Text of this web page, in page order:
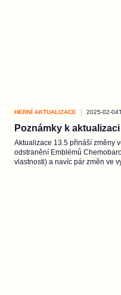
HERNÍ AKTUALIZACE 2025-02-
Poznámky k aktualizaci
Aktualizace 13.5 přináší změny
odstranění Emblémů
vlastnosti) a navíc pár změn ve